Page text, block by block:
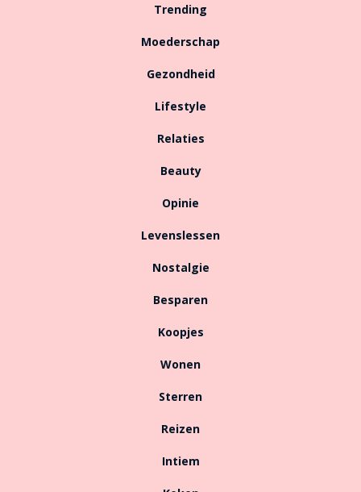
Trending
Moederschap
Gezondheid
Lifestyle
Relaties
Beauty
Opinie
Levenslessen
Nostalgie
Besparen
Koopjes
Wonen
Sterren
Reizen
Intiem